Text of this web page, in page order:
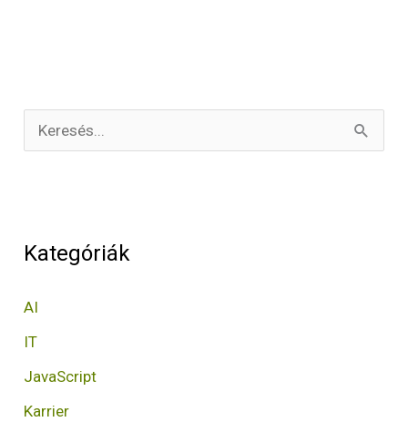
c
o
r
:
Kategóriák
AI
IT
JavaScript
Karrier